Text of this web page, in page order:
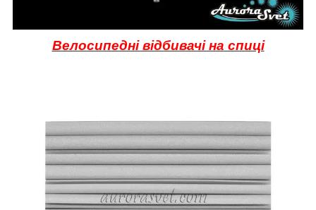
Велосипедні відбивачі на спиці